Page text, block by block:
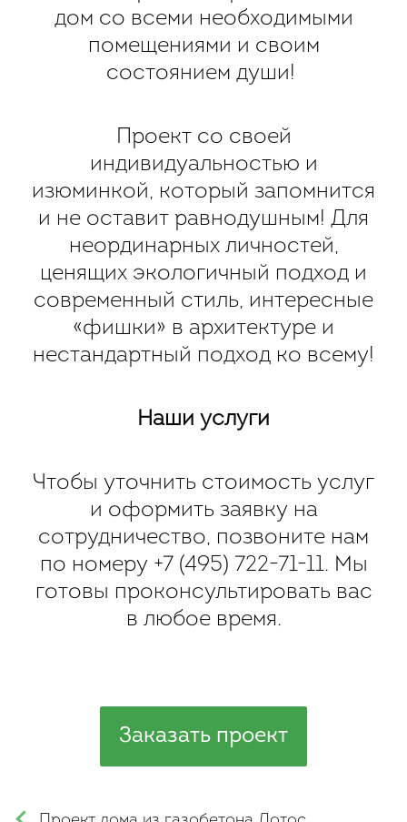
дом со всеми необходимыми
помещениями и своим
состоянием души!
Проект со своей
индивидуальностью и
изюминкой, который запомнится
и не оставит равнодушным! Для
неординарных личностей,
ценящих экологичный подход и
современный стиль, интересные
«фишки» в архитектуре и
нестандартный подход ко всему!
Наши услуги
Чтобы уточнить стоимость услуг
и оформить заявку на
сотрудничество, позвоните нам
по номеру +7 (495) 722-71-11. Мы
готовы проконсультировать вас
в любое время.
Заказать проект